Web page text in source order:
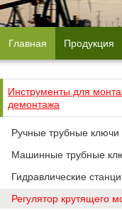
Главная Продукция
Инструменты для
демонтажа
Ручные трубные ключи
Машинные трубные
Гидравлические
Регулятор крутящего